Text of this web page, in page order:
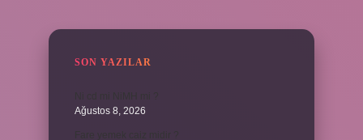
SON YAZILAR
Ağustos 8, 2026